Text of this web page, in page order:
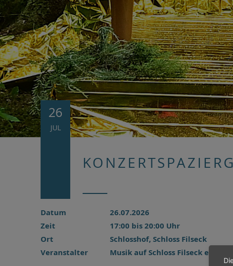
26
JUL
Datum
26.07.2026
Zeit
17:00 bis 20:00 Uhr
Ort
Schlosshof, Schloss Filseck
Veranstalter
Musik auf Schloss Filseck e.V.